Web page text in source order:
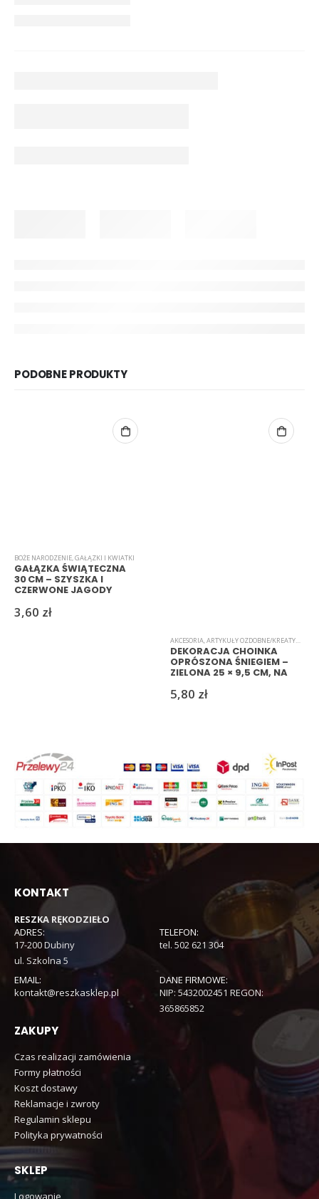
PODOBNE PRODUKTY
BOŻE NARODZENIE,GAŁĄZKI I KWIATKI
GAŁĄZKA ŚWIĄTECZNA
30 CM – SZYSZKA I
CZERWONE JAGODY
3,60 zł
AKCESORIA ARTYKUŁY OZDOBNE/KREATYWNE
DEKORACJA CHOINKA
OPRÓSZONA ŚNIEGIEM –
ZIELONA 25 × 9,5 CM, NA
5,80 zł
KONTAKT
RESZKA RĘKODZIEŁO
ADRES:
17-200 Dubiny
ul. Szkolna 5
TELEFON:
tel. 502 621 304
EMAIL:
kontakt@reszkasklep.pl
DANE FIRMOWE:
NIP: 5432002451 REGON:
365865852
ZAKUPY
Czas realizacji zamówienia
Formy płatności
Koszt dostawy
Reklamacje i zwroty
Regulamin sklepu
Polityka prywatności
SKLEP
Logowanie